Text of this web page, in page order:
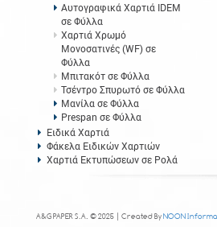
Αυτογραφικά Χαρτιά IDEM
σε Φύλλα
Χαρτιά Χρωμό
Μονοσατινές (WF) σε
Φύλλα
Μπιτακότ σε Φύλλα
Τσέντρο Σπυρωτό σε Φύλλα
Μανίλα σε Φύλλα
Prespan σε Φύλλα
Ειδικά Χαρτιά
Φάκελα Ειδικών Χαρτιών
Χαρτιά Εκτυπώσεων σε Ρολά
A&G PAPER S.A. © 2025 | Created ByNOON